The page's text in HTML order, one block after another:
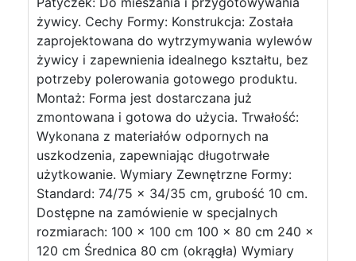
żywicy. Cechy Formy: Konstrukcja: Została
zaprojektowana do wytrzymywania wylewów
żywicy i zapewnienia idealnego kształtu, bez
potrzeby polerowania gotowego produktu.
Montaż: Forma jest dostarczana już
zmontowana i gotowa do użycia. Trwałość:
Wykonana z materiałów odpornych na
uszkodzenia, zapewniając długotrwałe
użytkowanie. Wymiary Zewnętrzne Formy:
Standard: 74/75 x 34/35 cm, grubość 10 cm.
Dostępne na zamówienie w specjalnych
rozmiarach: 100 x 100 cm 100 x 80 cm 240 x
120 cm Średnica 80 cm (okrągła) Wymiary